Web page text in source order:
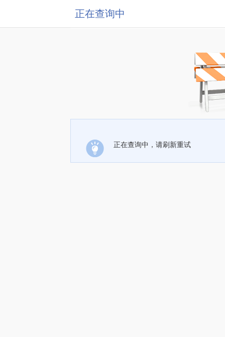
正在查询中
正在查询中，请刷新重试